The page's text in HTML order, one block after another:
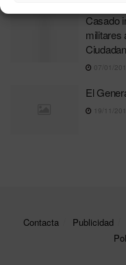
Casado
militares
07/01/
El
19/11/
Contacta Publicidad